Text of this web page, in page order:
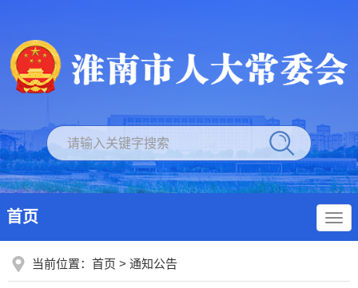
首页
当前位置： 首页 > 通知公告